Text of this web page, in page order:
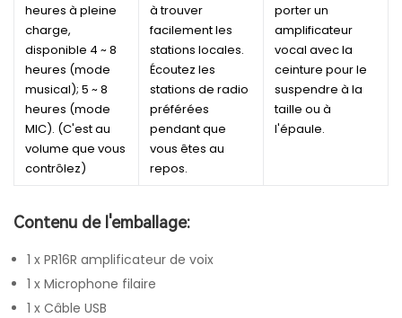
heures à pleine
charge,
disponible 4 ~ 8
heures (mode
musical); 5 ~ 8
heures (mode
MIC). (C'est au
volume que vous
contrôlez)
à trouver
facilement les
stations locales.
Écoutez les
stations de radio
préférées
pendant que
vous êtes au
repos.
porter un
amplificateur
vocal avec la
ceinture pour le
suspendre à la
taille ou à
l'épaule.
Contenu de l'emballage:
1 x PR16R amplificateur de voix
1 x Microphone filaire
1 x Câble USB